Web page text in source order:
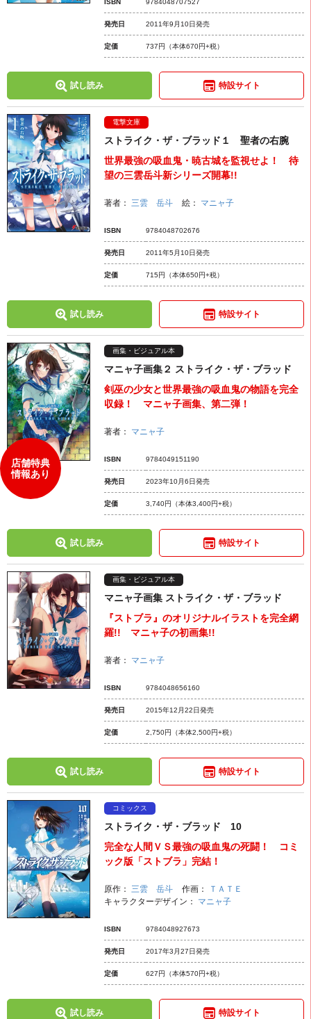
ISBN 9784048707527
発売日 2011年9月10日発売
定価 737円 （本体670円+税）
試し読み 特設サイト
電撃文庫
ストライク・ザ・ブラッド１ 聖者の右腕
世界最強の吸血鬼・暁古城を監視せよ！ 待
望の三雲岳斗新シリーズ開幕!!
著者： 三雲 岳斗 絵： マニャ子
ISBN 9784048702676
発売日 2011年5月10日発売
定価 715円 （本体650円+税）
試し読み 特設サイト
店舗特典
情報あり
画集・ビジュアル本
マニャ子画集２ ストライク・ザ・ブラッド
剣巫の少女と世界最強の吸血鬼の物語を完全
収録！ マニャ子画集、第二弾！
著者： マニャ子
ISBN 9784049151190
発売日 2023年10月6日発売
定価 3,740円 （本体3,400円+税）
試し読み 特設サイト
画集・ビジュアル本
マニャ子画集 ストライク・ザ・ブラッド
『ストブラ』のオリジナルイラストを完全網
羅!! マニャ子の初画集!!
著者： マニャ子
ISBN 9784048656160
発売日 2015年12月22日発売
定価 2,750円 （本体2,500円+税）
試し読み 特設サイト
コミックス
ストライク・ザ・ブラッド 10
完全な人間ＶＳ最強の吸血鬼の死闘！ コミ
ック版「ストブラ」完結！
原作： 三雲 岳斗 作画：
ＴＡＴＥ
キャラクターデザイン： マニャ子
ISBN 9784048927673
発売日 2017年3月27日発売
定価 627円 （本体570円+税）
試し読み 特設サイト